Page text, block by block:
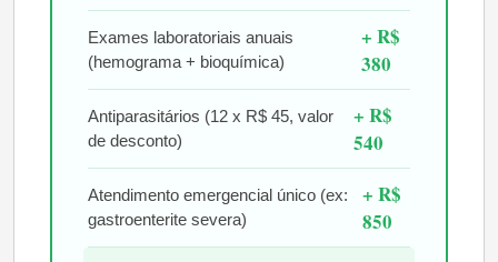
Exames laboratoriais anuais
(hemograma + bioquímica)
+ R$
380
Antiparasitários (12 x R$ 45, valor
de desconto)
+ R$
540
Atendimento emergencial único (ex:
gastroenterite severa)
+ R$
850